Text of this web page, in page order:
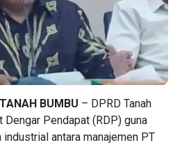
BUMBU – DPRD Tanah
Dengar Pendapat (RDP) guna
antara manajemen PT